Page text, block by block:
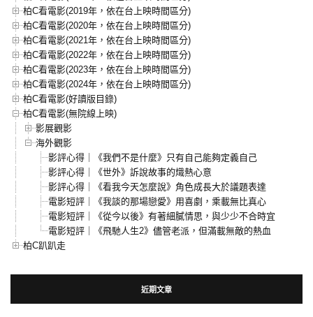
柏C看電影(2019年，依在台上映時間區分)
柏C看電影(2020年，依在台上映時間區分)
柏C看電影(2021年，依在台上映時間區分)
柏C看電影(2022年，依在台上映時間區分)
柏C看電影(2023年，依在台上映時間區分)
柏C看電影(2024年，依在台上映時間區分)
柏C看電影(好讀版目錄)
柏C看電影(無院線上映)
影展觀影
海外觀影
影評心得｜《我們不是什麼》只有自己能夠定義自己
影評心得｜《世外》訴說故事的熾熱心意
影評心得｜《看我今天怎麼說》角色成長大於議題表達
電影短評｜《我談的那場戀愛》用喜劇，乘載無比真心
電影短評｜《從今以後》有著細膩情思，與少少不合時宜
電影短評｜《飛馳人生2》儘管老派，但滿載無敵的熱血
柏C趴趴走
近期文章